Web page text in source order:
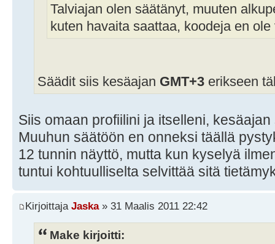
Talviajan olen säätänyt, muuten
kuten havaita saattaa, koodeja en
Säädit siis kesäajan GMT+3 erikseen
Siis omaan profiilini ja itselleni,
Muuhun säätöön en onneksi täällä
12 tunnin näyttö, mutta kun kyselyä
tuntui kohtuulliselta selvittää sitä
Kirjoittaja Jaska» 31 Maalis 2011 22:42
Make kirjoitti: